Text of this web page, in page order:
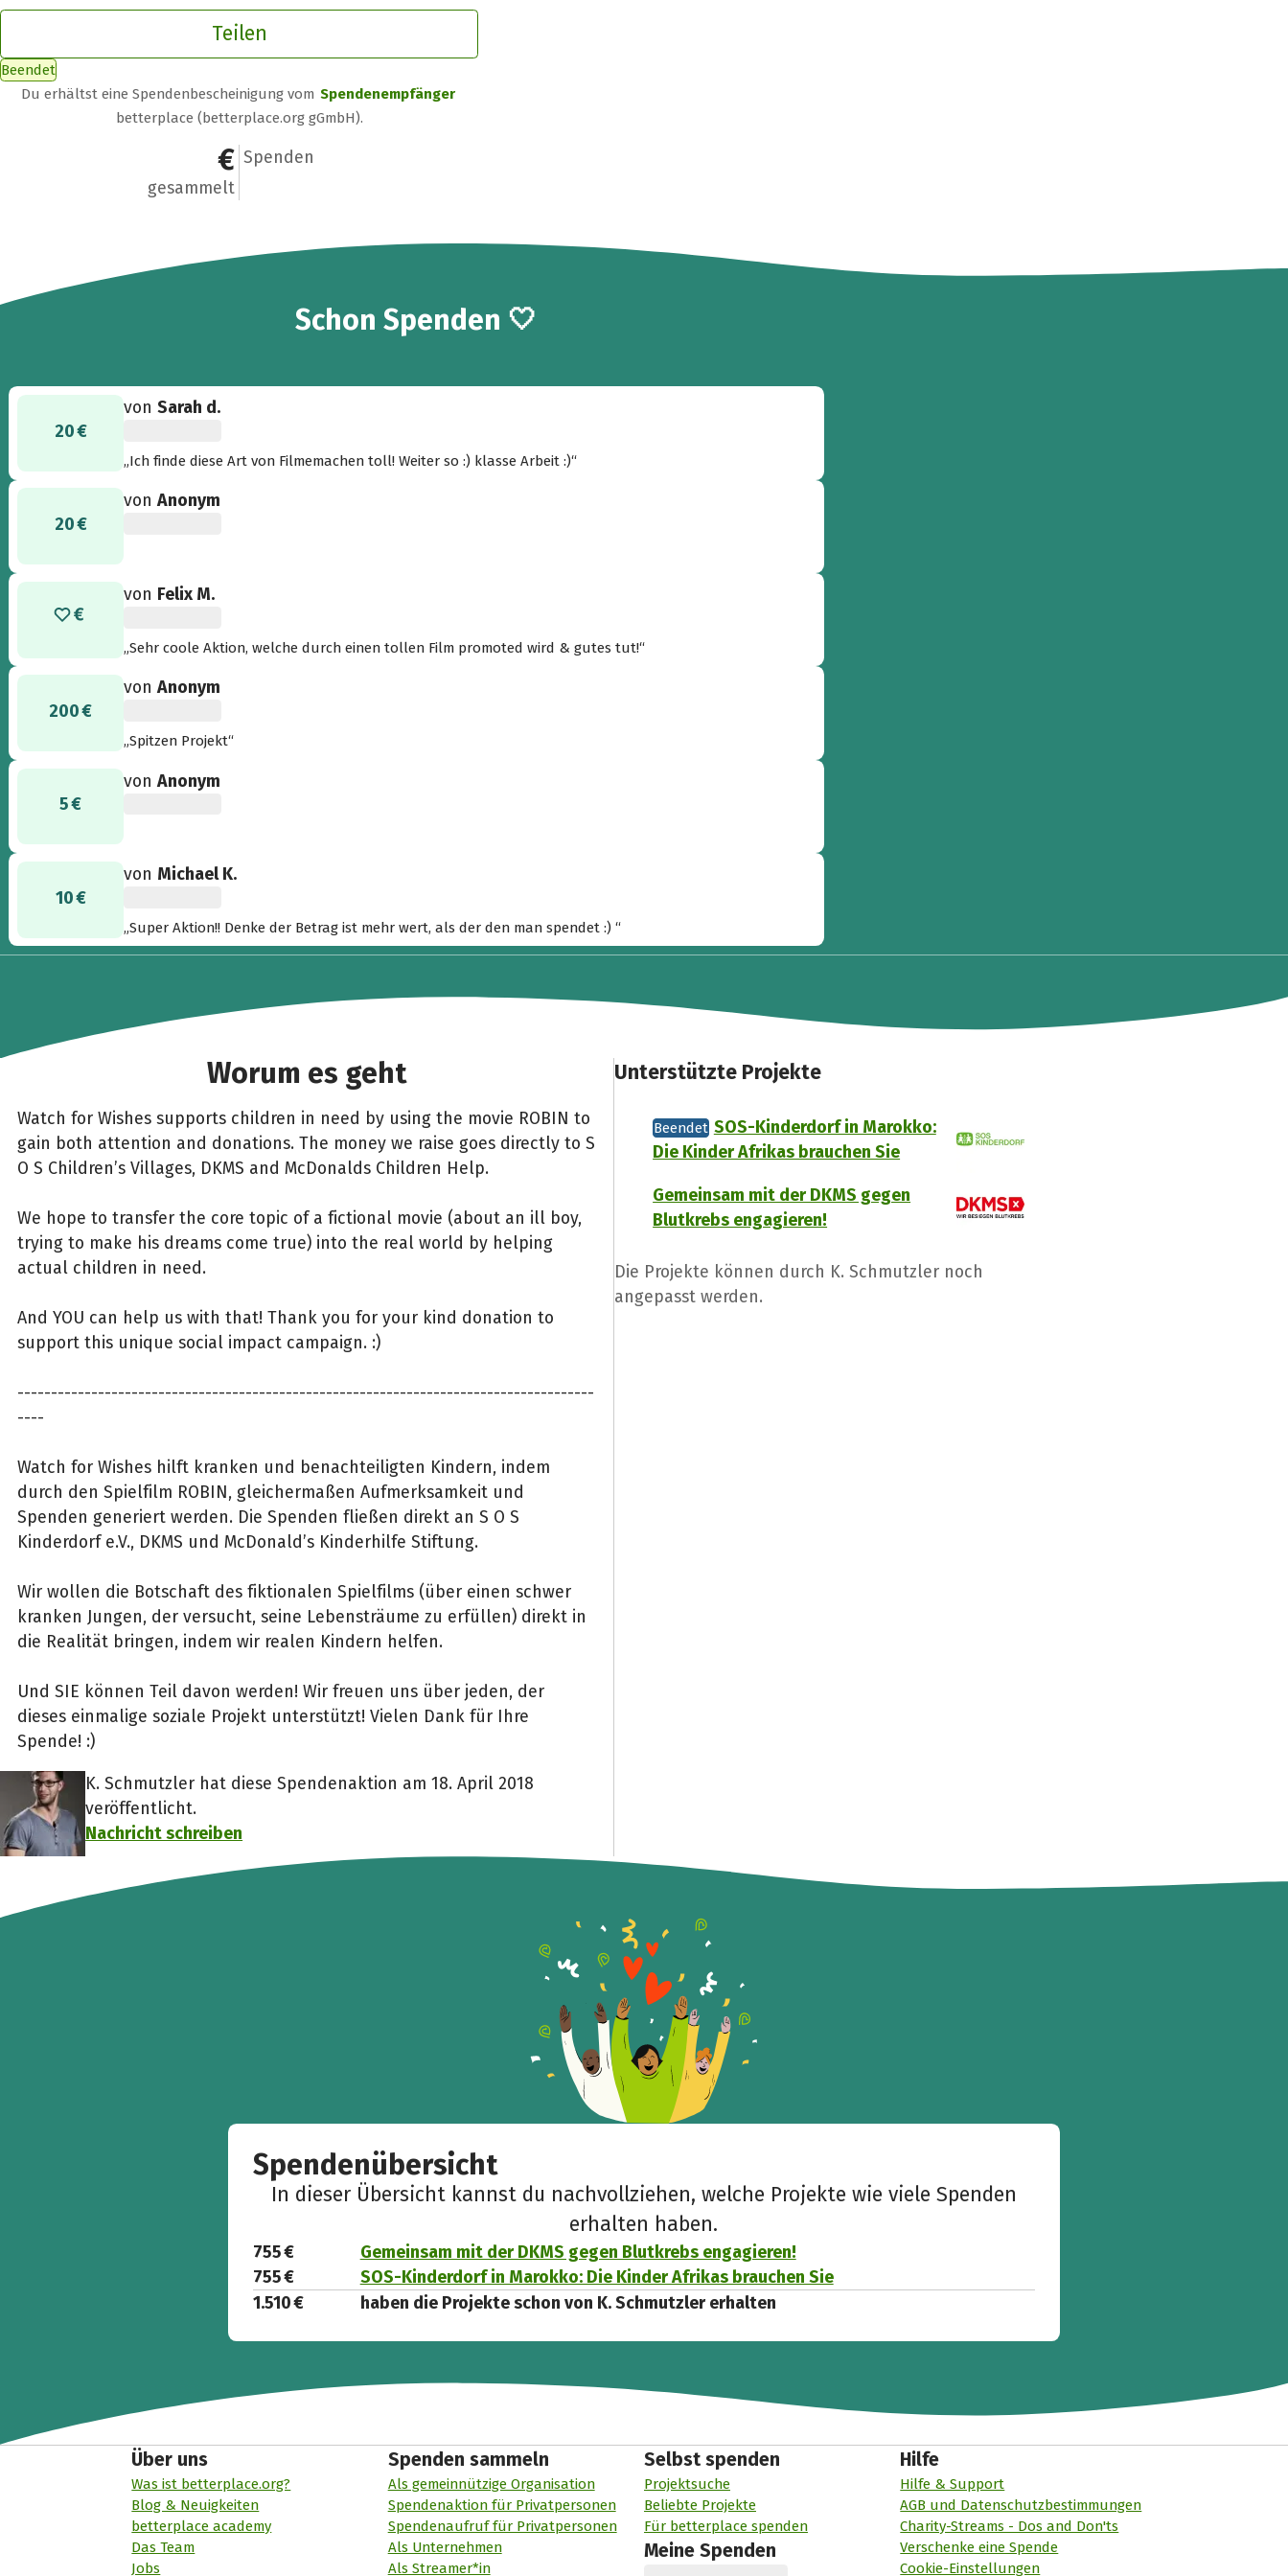
Teilen
Beendet
Du erhältst eine Spendenbescheinigung vom Spendenempfänger
betterplace (betterplace.org gGmbH).
1.510 €
gesammelt
22
Spenden
Schon22
Spenden 🤍
20 €
vonSarah d.
„Ich finde diese Art von Filmemachen toll! Weiter so :) klasse Arbeit :)“
20 €
vonAnonym
von Felix M.
„Sehr coole Aktion, welche durch einen tollen Film promoted wird & gutes tut!“
200 €
vonAnonym
„Spitzen Projekt“
5 €
vonAnonym
10 €
von Michael K.
„Super Aktion!! Denke der Betrag ist mehr wert, als der den man spendet :) “
Worum es geht
Watch for Wishes supports children in need by using the movie ROBIN to
gain both attention and donations. The money we raise goes directly to S
O S Children’s Villages, DKMS and McDonalds Children Help.
We hope to transfer the core topic of a fictional movie (about an ill boy,
trying to make his dreams come true) into the real world by helping
actual children in need.
And YOU can help us with that! Thank you for your kind donation to
support this unique social impact campaign. :)
--------------------------------------------------------------------------------------
----
Watch for Wishes hilft kranken und benachteiligten Kindern, indem
durch den Spielfilm ROBIN, gleichermaßen Aufmerksamkeit und
Spenden generiert werden. Die Spenden fließen direkt an S O S
Kinderdorf e.V., DKMS und McDonald’s Kinderhilfe Stiftung.
Wir wollen die Botschaft des fiktionalen Spielfilms (über einen schwer
kranken Jungen, der versucht, seine Lebensträume zu erfüllen) direkt in
die Realität bringen, indem wir realen Kindern helfen.
Und SIE können Teil davon werden! Wir freuen uns über jeden, der
dieses einmalige soziale Projekt unterstützt! Vielen Dank für Ihre
Spende! :)
K. Schmutzler hat diese Spendenaktion am 18. April 2018
veröffentlicht.
Nachricht schreiben
Unterstützte Projekte
Beendet SOS-Kinderdorf in Marokko:
Die Kinder Afrikas brauchen Sie
Gemeinsam mit der DKMS gegen
Blutkrebs engagieren!
Die Projekte können durch K. Schmutzler noch
angepasst werden.
Spendenübersicht
In dieser Übersicht kannst du nachvollziehen, welche Projekte wie viele Spenden
erhalten haben.
755 €
Gemeinsam mit der DKMS gegen Blutkrebs engagieren!
755 €
SOS-Kinderdorf in Marokko: Die Kinder Afrikas brauchen Sie
1.510 €
haben die Projekte schon von K. Schmutzler erhalten
Über uns
Was ist betterplace.org?
Blog & Neuigkeiten
betterplace academy
Das Team
Jobs
Spenden sammeln
Als gemeinnützige Organisation
Spendenaktion für Privatpersonen
Spendenaufruf für Privatpersonen
Als Unternehmen
Als Streamer*in
Selbst spenden
Projektsuche
Beliebte Projekte
Für betterplace spenden
Meine Spenden
Hilfe
Hilfe & Support
AGB und Datenschutzbestimmungen
Charity-Streams - Dos and Don'ts
Verschenke eine Spende
Cookie-Einstellungen